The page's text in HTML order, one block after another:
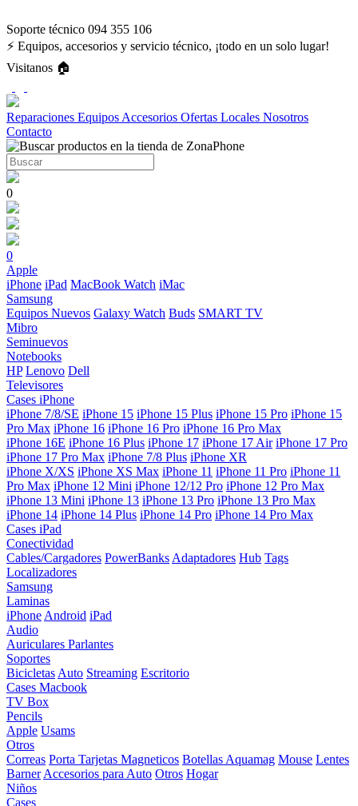
Soporte técnico 094 355 106
⚡ Equipos, accesorios y servicio técnico, ¡todo en un solo lugar!
Visitanos 🏠
Reparaciones Equipos Accesorios Ofertas Locales Nosotros
Contacto
0
0
Apple
iPhone iPad MacBook Watch iMac
Samsung
Equipos Nuevos Galaxy Watch Buds SMART TV
Mibro
Seminuevos
Notebooks
HP Lenovo Dell
Televisores
Cases iPhone
iPhone 7/8/SE iPhone 15 iPhone 15 Plus iPhone 15 Pro iPhone 15
Pro Max iPhone 16 iPhone 16 Pro iPhone 16 Pro Max
iPhone 16E iPhone 16 Plus iPhone 17 iPhone 17 Air iPhone 17 Pro
iPhone 17 Pro Max iPhone 7/8 Plus iPhone XR
iPhone X/XS iPhone XS Max iPhone 11 iPhone 11 Pro iPhone 11
Pro Max iPhone 12 Mini iPhone 12/12 Pro iPhone 12 Pro Max
iPhone 13 Mini iPhone 13 iPhone 13 Pro iPhone 13 Pro Max
iPhone 14 iPhone 14 Plus iPhone 14 Pro iPhone 14 Pro Max
Cases iPad
Conectividad
Cables/Cargadores PowerBanks Adaptadores Hub Tags
Localizadores
Samsung
Laminas
iPhone Android iPad
Audio
Auriculares Parlantes
Soportes
Bicicletas Auto Streaming Escritorio
Cases Macbook
TV Box
Pencils
Apple Usams
Otros
Correas Porta Tarjetas Magneticos Botellas Aquamag Mouse Lentes
Barner Accesorios para Auto Otros Hogar
Niños
Cases